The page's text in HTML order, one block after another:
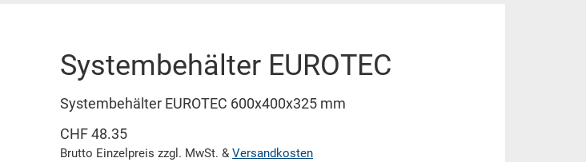
Systembehälter EUROTEC
Systembehälter EUROTEC 600x400x325 mm
CHF 48.35
Brutto Einzelpreis zzgl. MwSt. & Versandkosten